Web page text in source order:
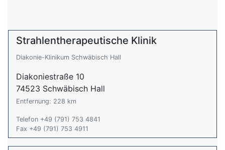
Strahlentherapeutische Klinik
Diakonie-Klinikum Schwäbisch Hall
Diakoniestraße 10
74523 Schwäbisch Hall
Entfernung: 228 km
Telefon +49 (791) 753 4841
Fax +49 (791) 753 4911